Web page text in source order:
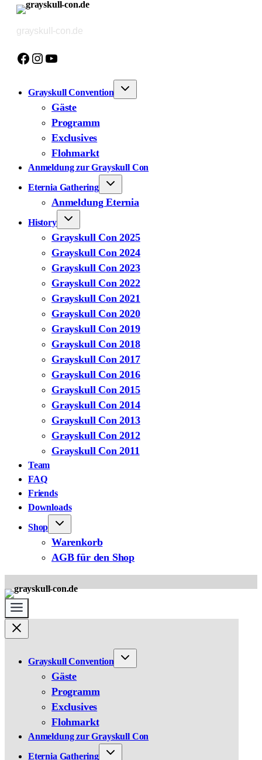
Zum
springen
grayskull-con.de
Facebook
Instagram
YouTube
Grayskull Convention
Gäste
Programm
Exclusives
Flohmarkt
Anmeldung zur Grayskull Con
Eternia Gathering
Anmeldung Eternia
History
Grayskull Con 2025
Grayskull Con 2024
Grayskull Con 2023
Grayskull Con 2022
Grayskull Con 2021
Grayskull Con 2020
Grayskull Con 2019
Grayskull Con 2018
Grayskull Con 2017
Grayskull Con 2016
Grayskull Con 2015
Grayskull Con 2014
Grayskull Con 2013
Grayskull Con 2012
Grayskull Con 2011
Team
FAQ
Friends
Downloads
Shop
Warenkorb
AGB für den Shop
Grayskull Convention
Gäste
Programm
Exclusives
Flohmarkt
Anmeldung zur Grayskull Con
Eternia Gathering